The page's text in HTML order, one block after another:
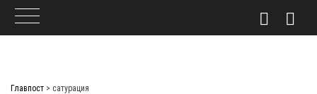
Главпост > сатурация